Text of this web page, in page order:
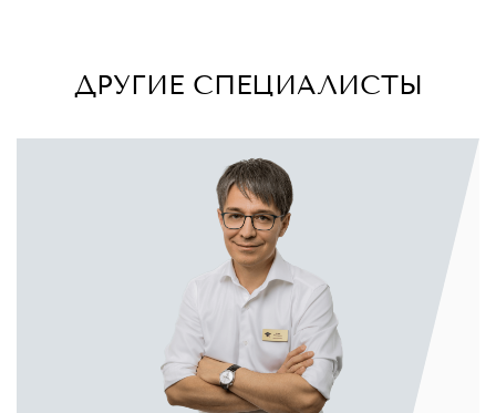
ДРУГИЕ СПЕЦИАЛИСТЫ